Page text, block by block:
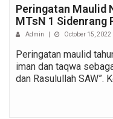
Peringatan Maulid
MTsN 1 Sidenrang
Admin October 15, 2022
Peringatan maulid
iman dan taqwa
dan Rasulullah SAW”.